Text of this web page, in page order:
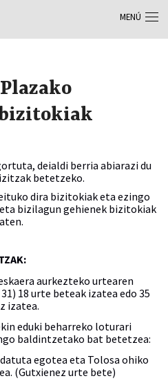
bizitokiak
deialdi berria abiarazi du
betetzeko.
dira bizitokiak eta ezingo
bizilagun gehienek bizitokiak
aurkezteko urtearen
18 urte beteak izatea edo 35
izatea.
eduki beharreko loturari
baldintzetako bat betetzea:
egotea eta Tolosa ohiko
(Gutxienez urte bete)
MENÚ